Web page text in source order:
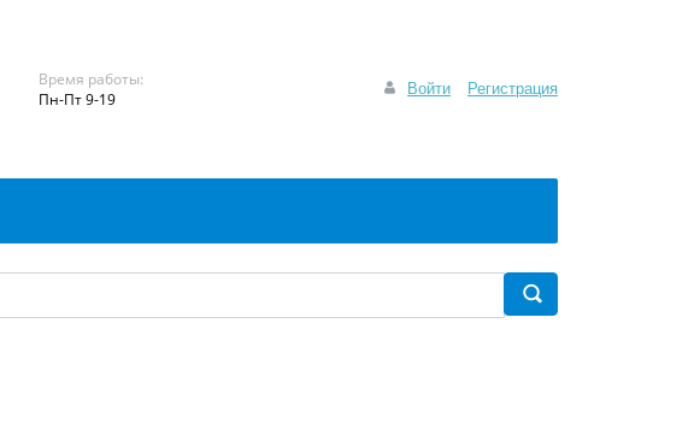
Войти Регистрация
Время работы:
Пн-Пт 9-19